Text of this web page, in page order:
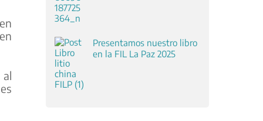
Presentamos nuestro libro
en la FIL La Paz 2025